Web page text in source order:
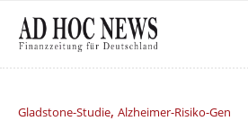
Gladstone-Studie, Alzheimer-Risiko-Gen